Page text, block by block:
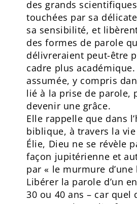
des grands
touchées par sa
sa sensibilité, et
des formes de parole
délivreraient peut-être
cadre plus
assumée, y compris
lié à la prise de parole,
devenir une grâce.
Elle rappelle que dans
biblique, à travers la
Élie, Dieu ne se révèle
façon jupitérienne et
par « le murmure d’une
Libérer la parole d’un
30 ou 40 ans – car quel